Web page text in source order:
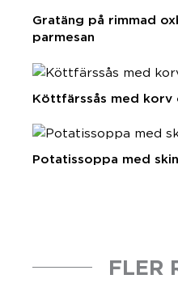
Gratäng på rimmad
parmesan
Köttfärssås med korv
Potatissoppa med
FLER